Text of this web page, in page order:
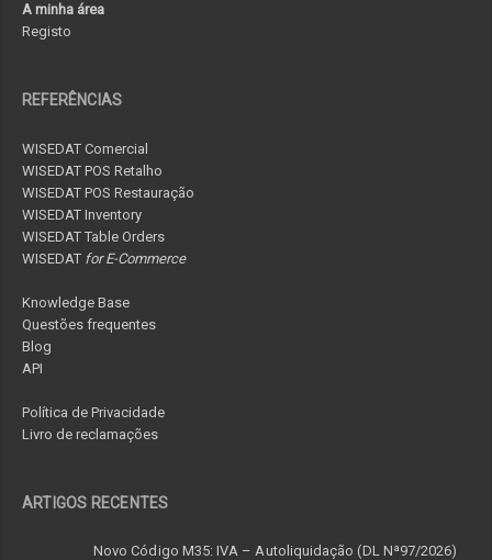
A minha área
Registo
REFERÊNCIAS
WISEDAT Comercial
WISEDAT POS Retalho
WISEDAT POS Restauração
WISEDAT Inventory
WISEDAT Table Orders
WISEDAT for E-Commerce
Knowledge Base
Questões frequentes
Blog
API
Política de Privacidade
Livro de reclamações
ARTIGOS RECENTES
Novo Código M35: IVA – Autoliquidação (DL Nª97/2026)